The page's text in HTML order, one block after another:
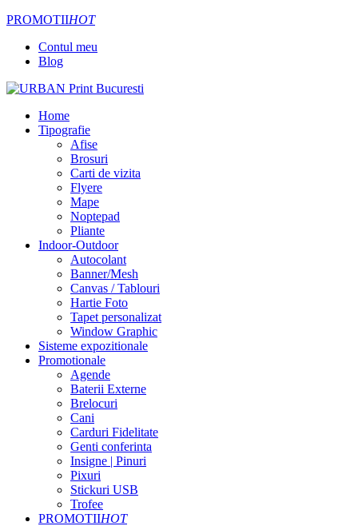
PROMOTIIHOT
Contul meu
Blog
Home
Tipografie
Afise
Brosuri
Carti de vizita
Flyere
Mape
Noptepad
Pliante
Indoor-Outdoor
Autocolant
Banner/Mesh
Canvas / Tablouri
Hartie Foto
Tapet personalizat
Window Graphic
Sisteme expozitionale
Promotionale
Agende
Baterii Externe
Brelocuri
Cani
Carduri Fidelitate
Genti conferinta
Insigne | Pinuri
Pixuri
Stickuri USB
Trofee
PROMOTIIHOT